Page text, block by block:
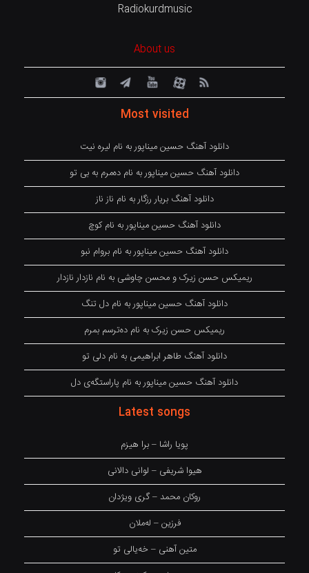
Radiokurdmusic
About us
Most visited
دانلود آهنگ حسین میناپور به نام لیره نیت
دانلود آهنگ حسین میناپور به نام دەمرم بە بی تو
دانلود آهنگ بریار رزگار به نام ناز ناز
دانلود آهنگ حسین میناپور به نام کوچ
دانلود آهنگ حسین میناپور به نام بروام نبو
ریمیکس حسن زیرک و محسن چاوشی به نام نازدار نازدار
دانلود آهنگ حسین میناپور به نام دل تنگ
ریمیکس حسن زیرک به نام دەترسم بمرم
دانلود آهنگ طاهر ابراهیمی به نام دلی تو
دانلود آهنگ حسین میناپور به نام پاراستگەی دل
Latest songs
پویا راشا – برا هیزم
هیوا شریفی – لوانی دالانی
روکان محمد – گری ویژدان
فرزین – لەملان
متین آهنی – خەیالی تو